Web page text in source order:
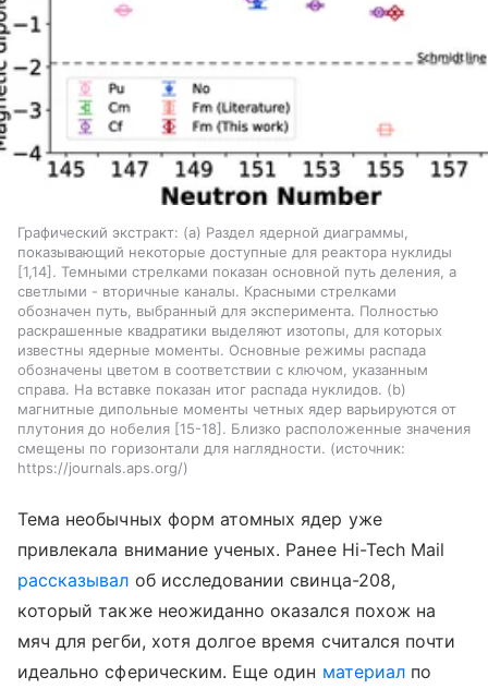
Графический экстракт: (а) Раздел ядерной диаграммы,
показывающий некоторые доступные для реактора нуклиды
[1,14]. Темными стрелками показан основной путь деления, а
светлыми - вторичные каналы. Красными стрелками
обозначен путь, выбранный для эксперимента. Полностью
раскрашенные квадратики выделяют изотопы, для которых
известны ядерные моменты. Основные режимы распада
обозначены цветом в соответствии с ключом, указанным
справа. На вставке показан итог распада нуклидов. (b)
магнитные дипольные моменты четных ядер варьируются от
плутония до нобелия [15-18]. Близко расположенные значения
смещены по горизонтали для наглядности.
источник:
https://journals.aps.org/
Тема необычных форм атомных ядер уже
привлекала внимание ученых. Ранее Hi-Tech Mail
рассказывал об исследовании свинца-208,
который также неожиданно оказался похож на
мяч для регби, хотя долгое время считался почти
идеально сферическим. Еще один материалпо